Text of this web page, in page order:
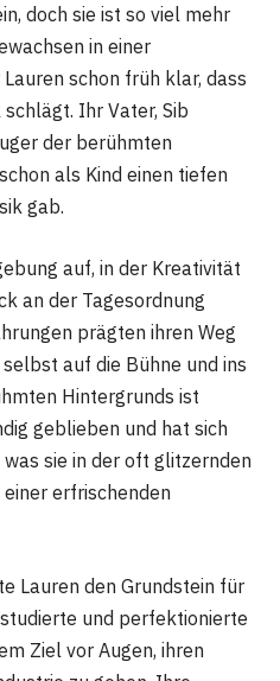
doch sie ist so viel mehr
in einer
schon früh klar, dass
Ihr Vater, Sib
der berühmten
als Kind einen tiefen
gab.
auf, in der Kreativität
an der Tagesordnung
prägten ihren Weg
auf die Bühne und ins
Hintergrunds ist
geblieben und hat sich
sie in der oft glitzernden
erfrischenden
Lauren den Grundstein für
und perfektionierte
Ziel vor Augen, ihren